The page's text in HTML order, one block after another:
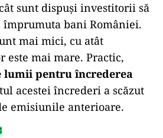
sunt dispuși investitorii să
împrumuta bani României.
mai mici, cu atât
este mai mare. Practic,
lumii pentru încrederea
acestei încrederi a scăzut
emisiunile anterioare.